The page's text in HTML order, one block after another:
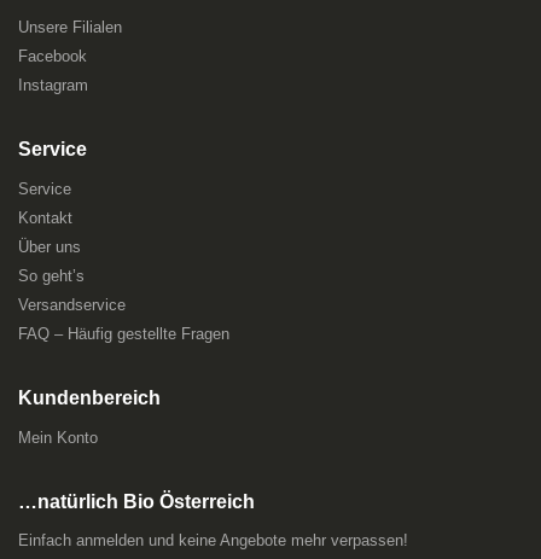
Unsere Filialen
Facebook
Instagram
Service
Service
Kontakt
Über uns
So geht’s
Versandservice
FAQ – Häufig gestellte Fragen
Kundenbereich
Mein Konto
…natürlich Bio Österreich
Einfach anmelden und keine Angebote mehr verpassen!